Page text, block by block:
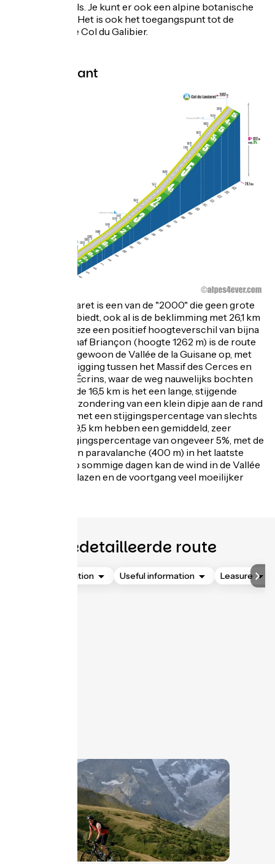
souvenirwinkels. Je kunt er ook een alpine botanische
tuin bezoeken. Het is ook het toegangspunt tot de
zuidkant van de Col du Galibier.
Topo oostkant
De Col du Lautaret is een van de "2000" die geen grote
moeilijkheden biedt, ook al is de beklimming met 26,1 km
lang en heeft deze een positief hoogteverschil van bijna
800 meter. Vanaf Briançon (hoogte 1262 m) is de route
vrij eenvoudig: gewoon de Vallée de la Guisane op, met
een prachtige ligging tussen het Massif des Cerces en
het Massif des Écrins, waar de weg nauwelijks bochten
kent! Gedurende 16,5 km is het een lange, stijgende
helling (met uitzondering van een klein dipje aan de rand
van Briançon) met een stijgingspercentage van slechts
3%. De laatste 9,5 km hebben een gemiddeld, zeer
regelmatig stijgingspercentage van ongeveer 5%, met de
passage van een paravalanche (400 m) in het laatste
stuk. Pas op: op sommige dagen kan de wind in de Vallée
de la Guisane blazen en de voortgang veel moeilijker
Gedetailleerde route
Accommodation Useful information Leasure